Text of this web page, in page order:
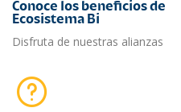
Conoce los beneficios de
Ecosistema Bi
Disfruta de nuestras alianzas